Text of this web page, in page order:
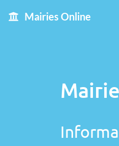
Mairies Online